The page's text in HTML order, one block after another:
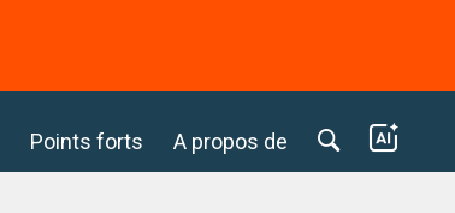
Points forts A propos de